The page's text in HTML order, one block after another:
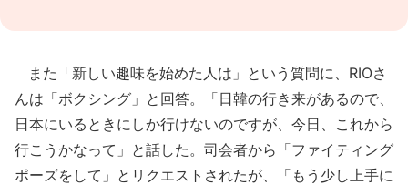
また「新しい趣味を始めた人は」という質問に、RIOさ
んは「ボクシング」と回答。「日韓の行き来があるので、
日本にいるときにしか行けないのですが、今日、これから
行こうかなって」と話した。司会者から「ファイティング
ポーズをして」とリクエストされたが、「もう少し上手に